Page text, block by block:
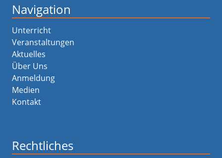
Navigation
Unterricht
Veranstaltungen
Aktuelles
Über Uns
Anmeldung
Medien
Kontakt
Rechtliches